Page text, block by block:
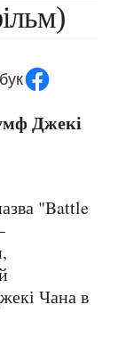
Чана в